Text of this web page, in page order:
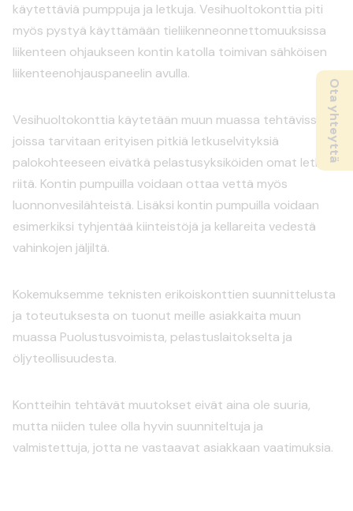
käytettäviä pumppuja ja letkuja. Vesihuoltokonttia piti
myös pystyä käyttämään tieliikenneonnettomuuksissa
liikenteen ohjaukseen kontin katolla toimivan sähköisen
liikenteenohjauspaneelin avulla.
Vesihuoltokonttia käytetään muun muassa tehtävissä,
joissa tarvitaan erityisen pitkiä letkuselvityksiä
palokohteeseen eivätkä pelastusyksiköiden omat letkut
riitä. Kontin pumpuilla voidaan ottaa vettä myös
luonnonvesilähteistä. Lisäksi kontin pumpuilla voidaan
esimerkiksi tyhjentää kiinteistöjä ja kellareita vedestä
vahinkojen jäljiltä.
Kokemuksemme teknisten erikoiskonttien suunnittelusta
ja toteutuksesta on tuonut meille asiakkaita muun
muassa Puolustusvoimista, pelastuslaitokselta ja
öljyteollisuudesta.
Kontteihin tehtävät muutokset eivät aina ole suuria,
mutta niiden tulee olla hyvin suunniteltuja ja
valmistettuja, jotta ne vastaavat asiakkaan vaatimuksia.
Ota yhteyttä